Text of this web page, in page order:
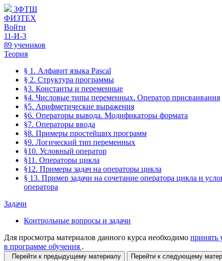
ЗФТШ
ФИЗТЕХ
Войти
11-И-3
89 учеников
Теория
§ 1. Алфавит языка Pascal
§ 2. Структура программы
§3. Константы и переменные
§4. Числовые типы переменных. Оператор присваивания
§5. Арифметические выражения
§6. Операторы вывода. Модификаторы формата
§7. Операторы ввода
§8. Примеры простейших программ
§9. Логический тип переменных
§10. Условный оператор
§11. Операторы цикла
§12. Примеры задач на операторы цикла
§ 13. Пример задачи на сочетание оператора цикла и
оператора
Задачи
Контрольные вопросы и задачи
Для просмотра материалов данного курса необходимо принять
в программе обучения .
Перейти к предыдущему материалу Перейти к следующему